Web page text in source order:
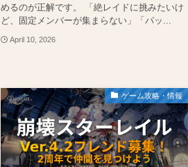
めるのが正解です。 「絶レイドに挑みたいけ
ど、固定メンバーが集まらない」「パッ...
April 10, 2026
ゲーム攻略・情報